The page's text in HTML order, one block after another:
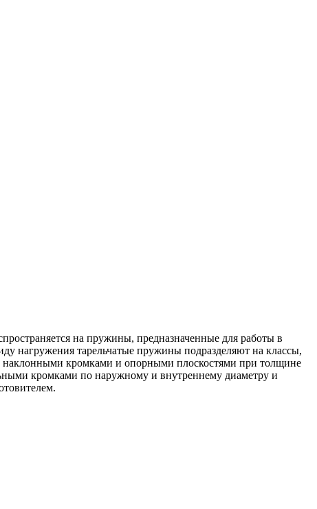
на пружины, предназначенные для работы в
нагружения тарельчатые пружины подразделяют на классы,
кромками и опорными плоскостями при толщине
кромками по наружному и внутреннему диаметру и